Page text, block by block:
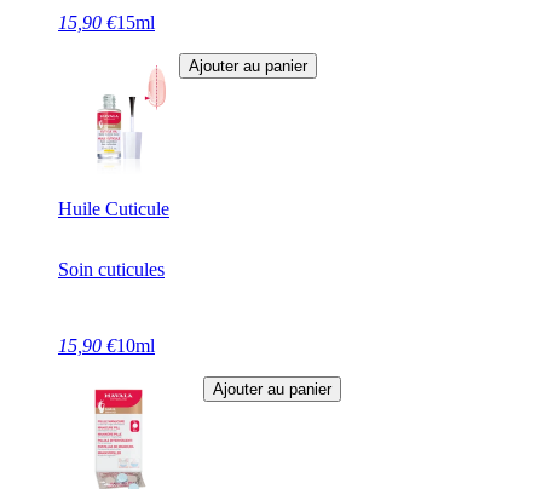
15,90 €15ml
Huile Cuticule
Soin cuticules
15,90 €10ml
Ajouter au panier
Ajouter au panier